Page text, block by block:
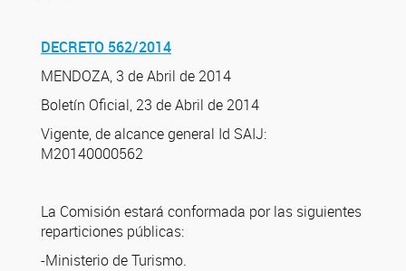
DECRETO 562/2014
MENDOZA, 3 de Abril de 2014
Boletín Oficial, 23 de Abril de 2014
Vigente, de alcance general Id SAIJ:
M20140000562
La Comisión estará conformada por las siguientes
reparticiones públicas:
-Ministerio de Turismo.